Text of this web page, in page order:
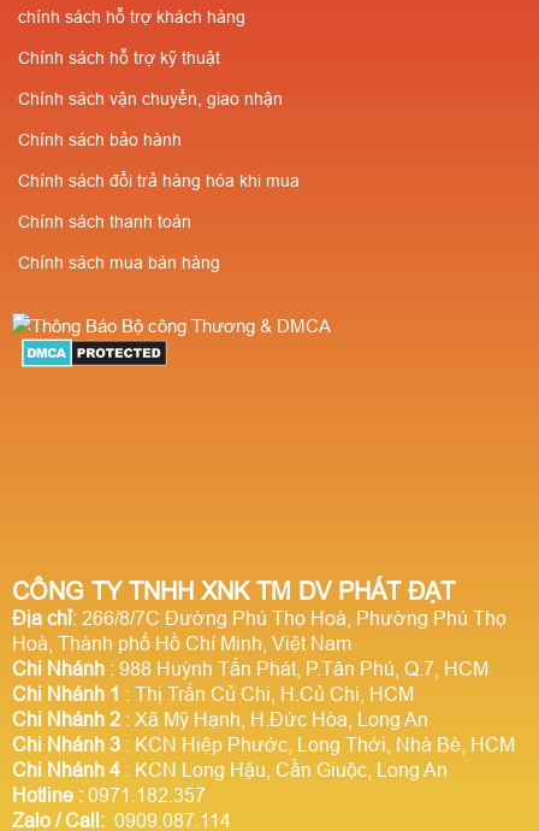
CÔNG TY TNHH XNK TM DV PHÁT ĐẠT
Địa chỉ: 266/8/7C Đường Phú Thọ Hoà, Phường Phú Thọ
Hoà, Thành phố Hồ Chí Minh, Việt Nam
Chi Nhánh : 988 Huỳnh Tấn Phát, P.Tân Phú, Q.7, HCM
Chi Nhánh 1 : Thị Trấn Củ Chi, H.Củ Chi, HCM
Chi Nhánh 2 : Xã Mỹ Hạnh, H.Đức Hòa, Long An
Chi Nhánh 3 : KCN Hiệp Phước, Long Thới, Nhà Bè, HCM
Chi Nhánh 4 : KCN Long Hậu, Cần Giuộc, Long An
Hotline : 0971.182.357
Zalo / Call: 0909.087.114
chính sách hỗ trợ khách hàng
Chính sách hỗ trợ kỹ thuật
Chính sách vận chuyển, giao nhận
Chính sách bảo hành
Chính sách đổi trả hàng hóa khi mua
Chính sách thanh toán
Chính sách mua bán hàng